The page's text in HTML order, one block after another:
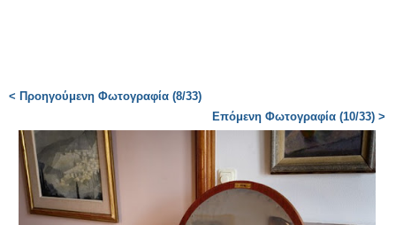
< Προηγούμενη Φωτογραφία (8/33)
Επόμενη Φωτογραφία (10/33) >